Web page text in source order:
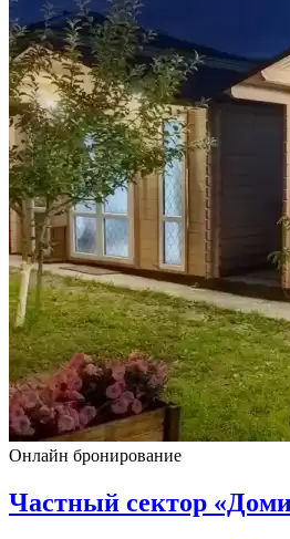
Онлайн бронирование
Частный сектор